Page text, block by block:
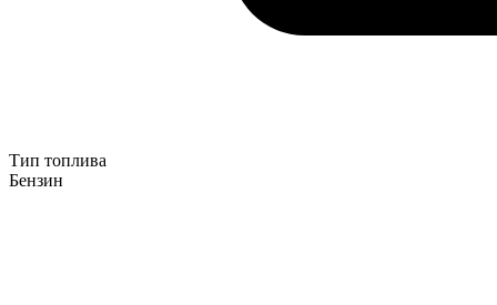
Тип топлива
Бензин